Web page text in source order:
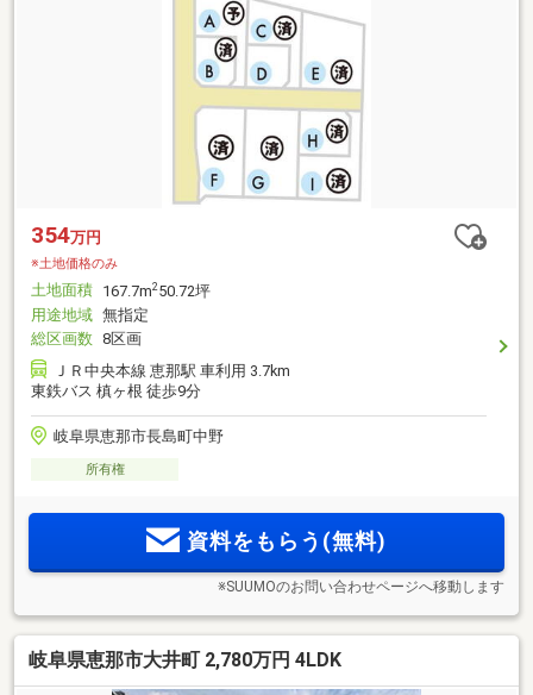
354万円
※土地価格のみ
土地面積 167.7m2 50.72坪
用途地域 無指定
総区画数 8区画
ＪＲ中央本線 恵那駅 車利用 3.7km
東鉄バス 槙ヶ根 徒歩9分
岐阜県恵那市長島町中野
所有権
資料をもらう(無料)
※SUUMOのお問い合わせページへ移動します
岐阜県恵那市大井町 2,780万円 4LDK